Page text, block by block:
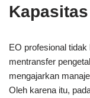
EO profesional
mentransfer
mengajarkan
Oleh karena itu,